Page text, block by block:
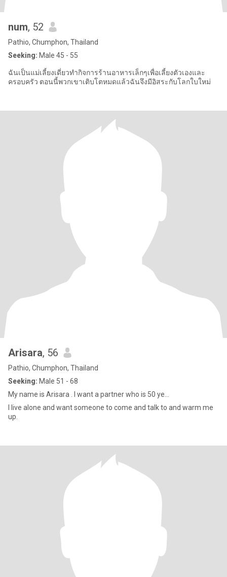
num, 52
Pathio, Chumphon, Thailand
Seeking: Male 45 - 55
ฉันเป็นแม่เลี้ยงเดี่ยวทำกิจการร้านอาหารเล็กๆเพื่อเลี้ยงตัวเองและ
ครอบครัว ตอนนี้พวกเขาเติบโตหมดแล้วฉันจึงมีอิสระกับโลกใบใหม่
Arisara, 56
Pathio, Chumphon, Thailand
Seeking: Male 51 - 68
My name is Arisara . I want a partner who is 50 ye...
I live alone and want someone to come and talk to and warm me
up.